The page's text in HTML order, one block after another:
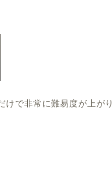
けで非常に難易度が上がり